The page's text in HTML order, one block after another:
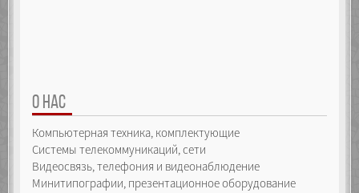
О НАС
Компьютерная техника, комплектующие
Системы телекоммуникаций, сети
Видеосвязь, телефония и видеонаблюдение
Минитипографии, презентационное оборудование